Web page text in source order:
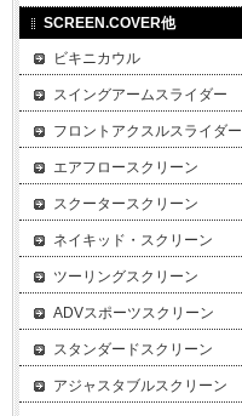
SCREEN.COVER他
ビキニカウル
スイングアームスライダー
フロントアクスルスライダー
エアフロースクリーン
スクータースクリーン
ネイキッド・スクリーン
ツーリングスクリーン
ADVスポーツスクリーン
スタンダードスクリーン
アジャスタブルスクリーン